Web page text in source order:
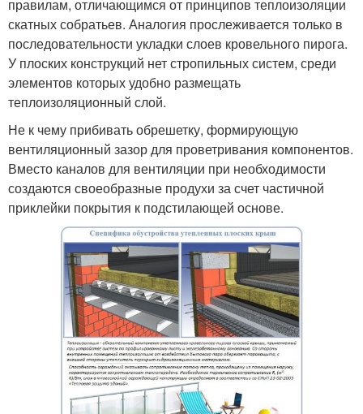
правилам, отличающимся от принципов теплоизоляции
скатных собратьев. Аналогия прослеживается только в
последовательности укладки слоев кровельного пирога.
У плоских конструкций нет стропильных систем, среди
элементов которых удобно размещать
теплоизоляционный слой.
Не к чему прибивать обрешетку, формирующую
вентиляционный зазор для проветривания компонентов.
Вместо каналов для вентиляции при необходимости
создаются своеобразные продухи за счет частичной
приклейки покрытия к подстилающей основе.